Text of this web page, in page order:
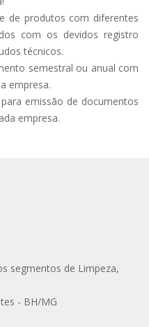
de produtos com diferentes
com os devidos registro
técnicos.
semestral ou anual com
empresa.
emissão de documentos
empresa.
segmentos de Limpeza,
- BH/MG